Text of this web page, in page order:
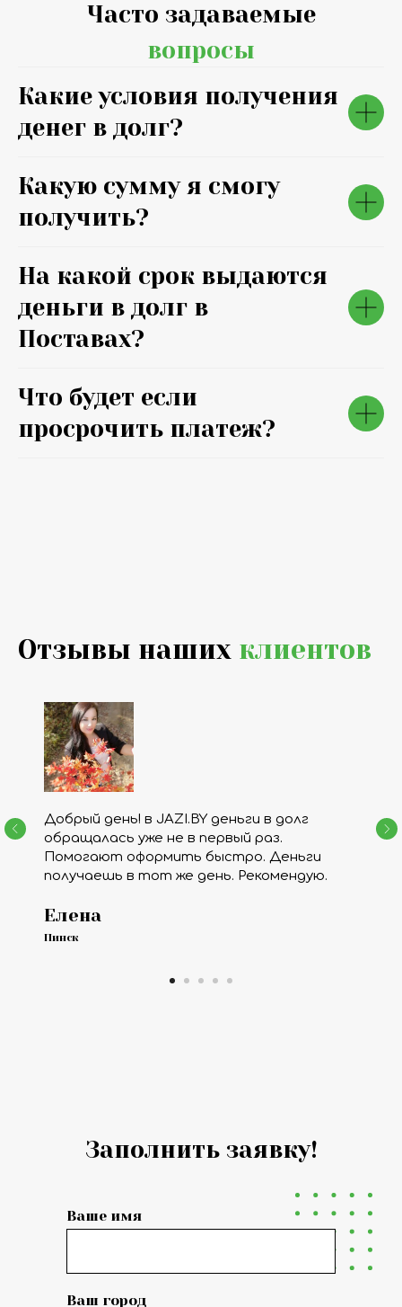
Часто задаваемые
вопросы
Какие условия получения
денег в долг?
Какую сумму я смогу
получить?
На какой срок выдаются
деньги в долг в
Поставах?
Что будет если
просрочить платеж?
Отзывы наших клиентов
Добрый день! в JAZI.BY деньги в долг
обращалась уже не в первый раз.
Помогают оформить быстро. Деньги
получаешь в тот же день. Рекомендую.
Елена
Пинск
Ваше имя
Ваш город
Заполнить заявку!